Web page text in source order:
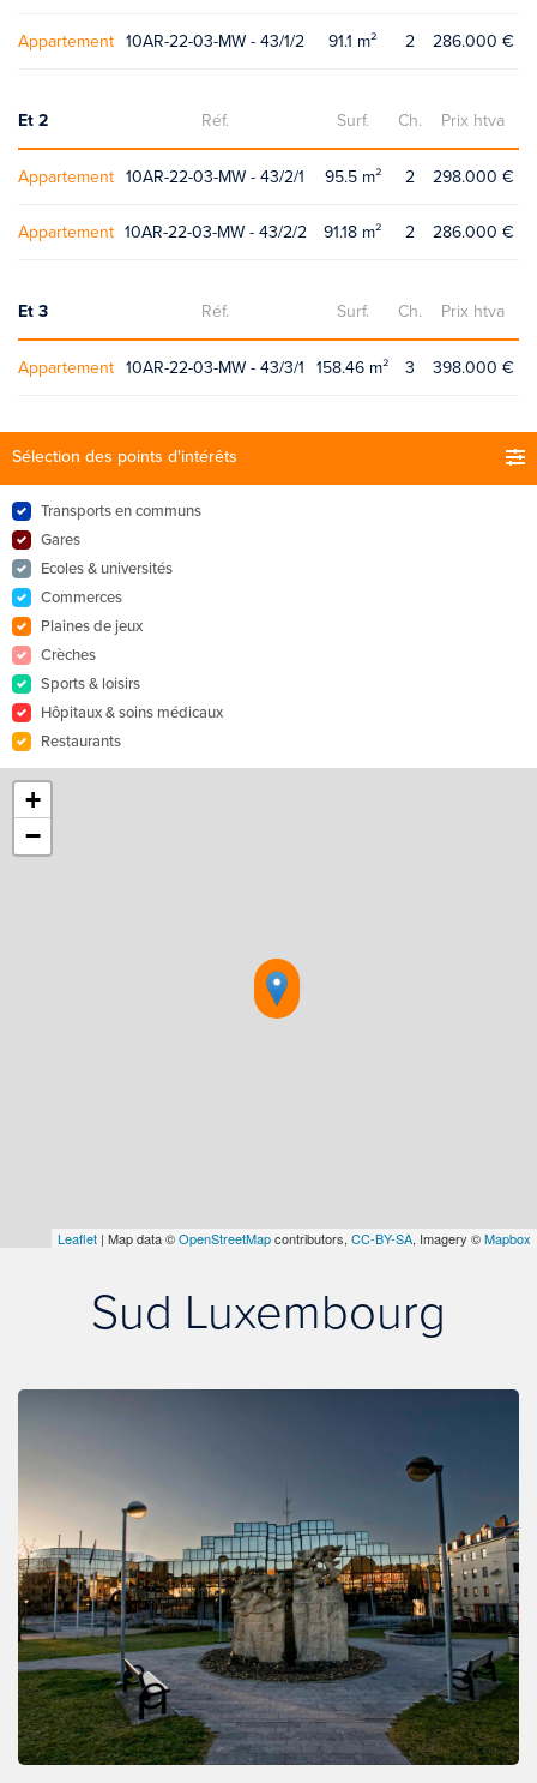
Appartement 10AR-22-03-MW - 43/1/2 91.1 m² 2 286.000 €
Et 2 Réf. Surf. Ch. Prix htva
Appartement 10AR-22-03-MW - 43/2/1 95.5 m² 2 298.000 €
Appartement 10AR-22-03-MW - 43/2/2 91.18 m² 2 286.000 €
Et 3 Réf. Surf. Ch. Prix htva
Appartement 10AR-22-03-MW - 43/3/1 158.46 m² 3 398.000 €
Sélection des points d'intérêts
Transports en communs
Gares
Ecoles & universités
Commerces
Plaines de jeux
Crèches
Sports & loisirs
Hôpitaux & soins médicaux
Restaurants
+
−
Leaflet | Map data ©OpenStreetMapcontributors, CC-BY-SA, Imagery ©Mapbox
Sud Luxembourg